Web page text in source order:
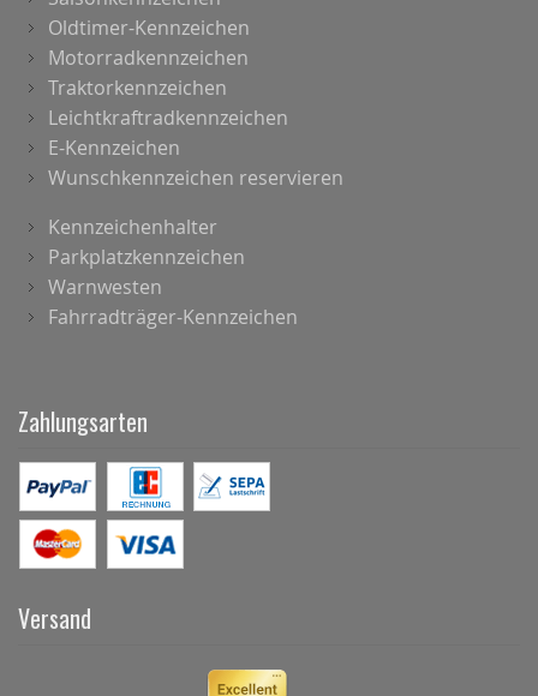
Oldtimer-Kennzeichen
Motorradkennzeichen
Traktorkennzeichen
Leichtkraftradkennzeichen
E-Kennzeichen
Wunschkennzeichen reservieren
Kennzeichenhalter
Parkplatzkennzeichen
Warnwesten
Fahrradträger-Kennzeichen
Zahlungsarten
Versand